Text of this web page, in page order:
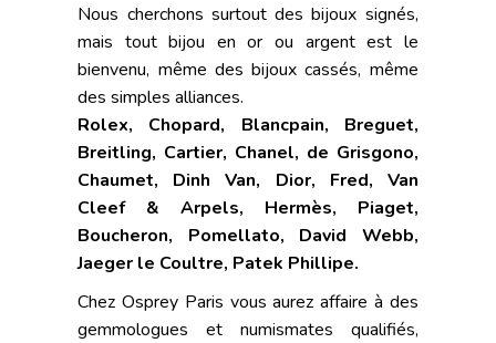
Nous cherchons surtout des bijoux signés,
mais tout bijou en or ou argent est le
bienvenu, même des bijoux cassés, même
des simples alliances.
Rolex,
Chopard, Blancpain, Breguet,
Breitling, Cartier, Chanel, de Grisgono,
Chaumet, Dinh Van, Dior, Fred, Van
Cleef & Arpels, Hermès, Piaget,
Boucheron, Pomellato, David Webb,
Jaeger le Coultre, Patek Phillipe.
Chez Osprey Paris vous aurez affaire à des
gemmologues et numismates qualifiés,